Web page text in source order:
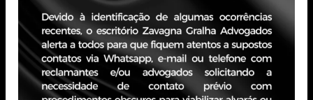
Zavagna Gralha